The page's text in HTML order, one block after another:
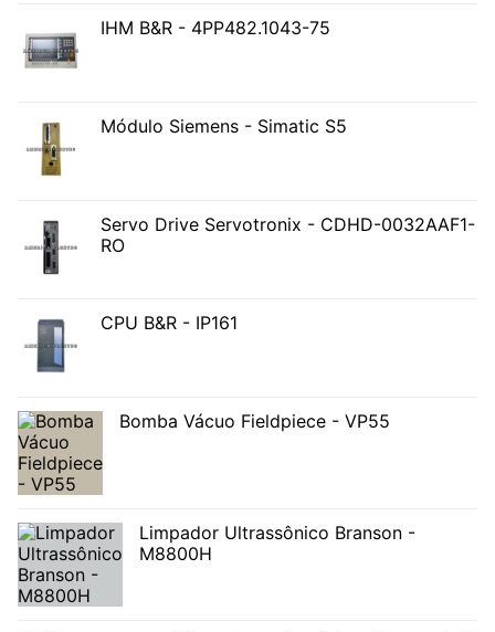
IHM B&R - 4PP482.1043-75
Módulo Siemens - Simatic S5
Servo Drive Servotronix - CDHD-0032AAF1-
RO
CPU B&R - IP161
Bomba Vácuo Fieldpiece - VP55
Limpador Ultrassônico Branson -
M8800H